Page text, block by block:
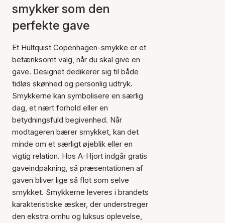
smykker som den
perfekte gave
Et Hultquist Copenhagen-smykke er et
betænksomt valg, når du skal give en
gave. Designet dedikerer sig til både
tidløs skønhed og personlig udtryk.
Smykkerne kan symbolisere en særlig
dag, et nært forhold eller en
betydningsfuld begivenhed. Når
modtageren bærer smykket, kan det
minde om et særligt øjeblik eller en
vigtig relation. Hos A-Hjort indgår gratis
gaveindpakning, så præsentationen af
gaven bliver lige så flot som selve
smykket. Smykkerne leveres i brandets
karakteristiske æsker, der understreger
den ekstra omhu og luksus oplevelse,